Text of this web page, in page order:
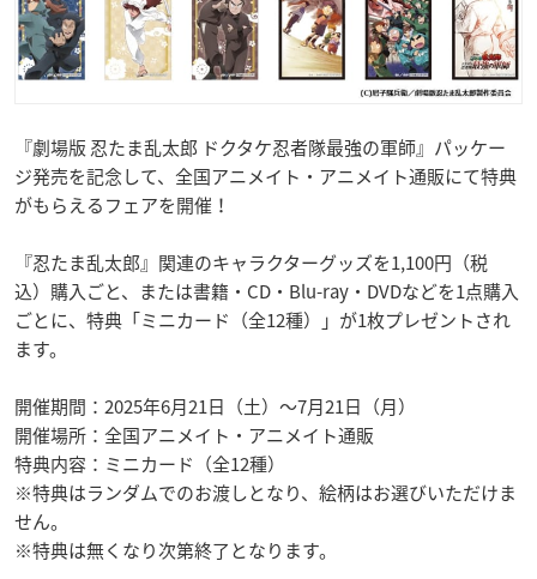
『劇場版 忍たま乱太郎 ドクタケ忍者隊最強の軍師』パッケー
ジ発売を記念して、全国アニメイト・アニメイト通販にて特典
がもらえるフェアを開催！
『忍たま乱太郎』関連のキャラクターグッズを1,100円（税
込）購入ごと、または書籍・CD・Blu-ray・DVDなどを1点購入
ごとに、特典「ミニカード（全12種）」が1枚プレゼントされ
ます。
開催期間：2025年6月21日（土）～7月21日（月）
開催場所：全国アニメイト・アニメイト通販
特典内容：ミニカード（全12種）
※特典はランダムでのお渡しとなり、絵柄はお選びいただけま
せん。
※特典は無くなり次第終了となります。